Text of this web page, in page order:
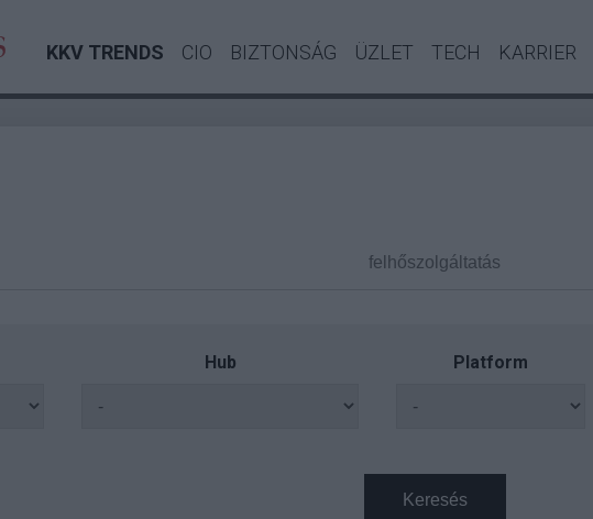
KKV TRENDS CIO BIZTONSÁG ÜZLET TECH KARRIER
Hub Platform
Keresés